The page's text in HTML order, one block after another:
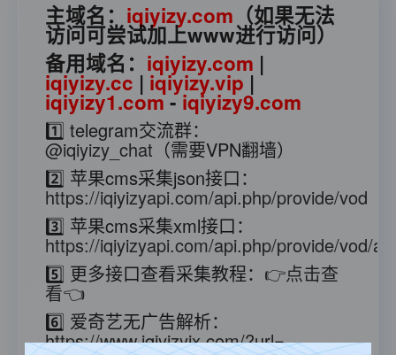
主域名： iqiyizy.com （如果无法
访问可尝试加上www进行访问）
备用域名： iqiyizy.com |
iqiyizy.cc | iqiyizy.vip |
iqiyizy1.com-iqiyizy9.com
1️⃣ telegram交流群：
@iqiyizy_chat （需要VPN翻墙）
2️⃣ 苹果cms采集json接口：
https://iqiyizyapi.com/api.php/provide/vod
3️⃣ 苹果cms采集xml接口：
https://iqiyizyapi.com/api.php/provide/vod/
5️⃣ 更多接口查看采集教程： 👉点击查
看👈
6️⃣ 爱奇艺无广告解析：
https://www.iqiyizyjx.com/?url=